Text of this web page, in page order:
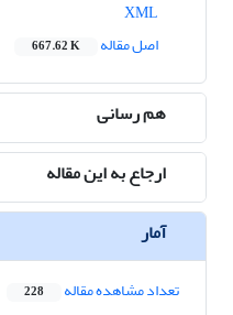
اصل مقاله
667.62 K
هم رسانی
ارجاع به این مقاله
آمار
تعداد مشاهده مقاله 228